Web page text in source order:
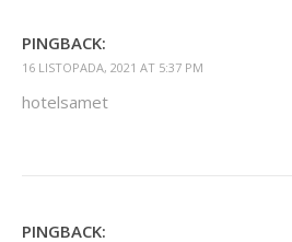
PINGBACK:
16 LISTOPADA, 2021 AT 5:37 PM
hotelsamet
PINGBACK: